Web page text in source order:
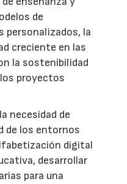
de
personalizados, la
creciente en las
la sostenibilidad
proyectos
necesidad de
de los entornos
digital
desarrollar
para una